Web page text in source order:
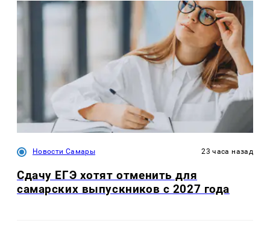
Новости Самары 23 часа назад
Сдачу ЕГЭ хотят отменить для
самарских выпускников с 2027 года